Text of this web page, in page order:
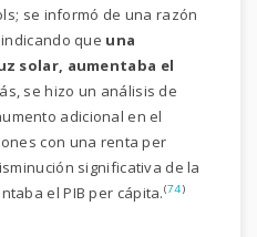
se informó de una razón
que una
solar, aumentaba el
se hizo un análisis de
adicional en el
con una renta per
significativa de la
el PIB per cápita.(74)